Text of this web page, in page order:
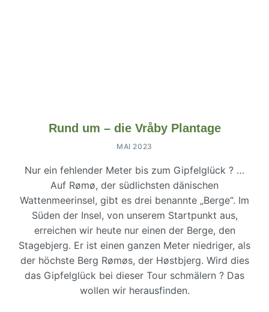
Rund um – die Vråby Plantage
MAI 2023
Nur ein fehlender Meter bis zum Gipfelglück ? …
Auf Rømø, der südlichsten dänischen
Wattenmeerinsel, gibt es drei benannte „Berge“. Im
Süden der Insel, von unserem Startpunkt aus,
erreichen wir heute nur einen der Berge, den
Stagebjerg. Er ist einen ganzen Meter niedriger, als
der höchste Berg Rømøs, der Høstbjerg. Wird dies
das Gipfelglück bei dieser Tour schmälern ? Das
wollen wir herausfinden.